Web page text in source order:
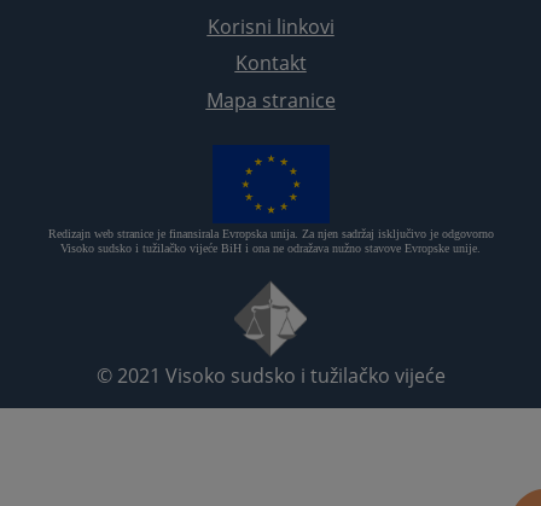
Korisni linkovi
Kontakt
Mapa stranice
Redizajn web stranice je finansirala Evropska unija. Za njen sadržaj isključivo je odgovorno
Visoko sudsko i tužilačko vijeće BiH i ona ne odražava nužno stavove Evropske unije.
© 2021 Visoko sudsko i tužilačko vijeće